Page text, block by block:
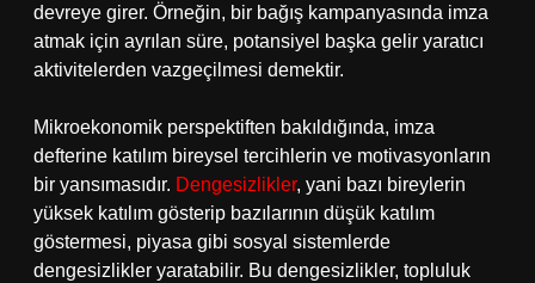
devreye girer. Örneğin, bir bağış kampanyasında imza
atmak için ayrılan süre, potansiyel başka gelir yaratıcı
aktivitelerden vazgeçilmesi demektir.
Mikroekonomik perspektiften bakıldığında, imza
defterine katılım bireysel tercihlerin ve motivasyonların
bir yansımasıdır. Dengesizlikler, yani bazı bireylerin
yüksek katılım gösterip bazılarının düşük katılım
göstermesi, piyasa gibi sosyal sistemlerde
dengesizlikler yaratabilir. Bu dengesizlikler, topluluk